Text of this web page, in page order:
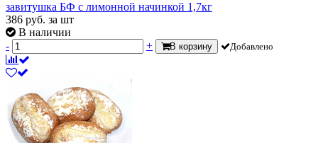
завитушка БФ с лимонной начинкой 1,7кг
386 руб. за шт
В наличии
-
+ В корзину Добавлено